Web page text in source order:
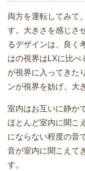
両方を運転してみて
す。大きさを感じさ
るデザインは、良く
はの視界はLXに比べ
が視界に入ってきた
ンが視界を妨げ、大
室内はお互いに静か
ほとんど室内に聞こ
にならない程度の音
音が室内に聞こえて
す。